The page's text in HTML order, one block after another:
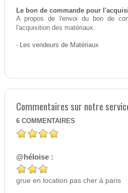
Le bon de commande pour
A propos de l'envoi du bon de
l'acquisition des matériaux.
- Les vendeurs de Matériaux
Commentaires sur notre
6 COMMENTAIRES
@héloise :
grue en location pas cher à paris